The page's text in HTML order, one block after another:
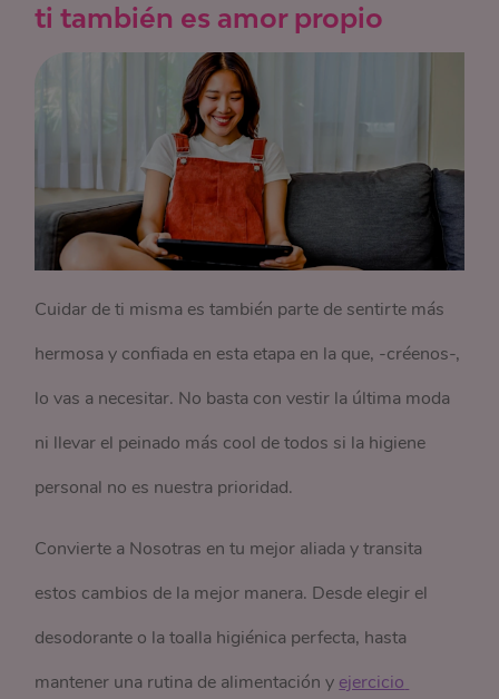
ti también es amor propio
Cuidar de ti misma es también parte de sentirte más
hermosa y confiada en esta etapa en la que, -créenos-,
lo vas a necesitar. No basta con vestir la última moda
ni llevar el peinado más cool de todos si la higiene
personal no es nuestra prioridad.
Convierte a Nosotras en tu mejor aliada y transita
estos cambios de la mejor manera. Desde elegir el
desodorante o la toalla higiénica perfecta, hasta
mantener una rutina de alimentación y ejercicio